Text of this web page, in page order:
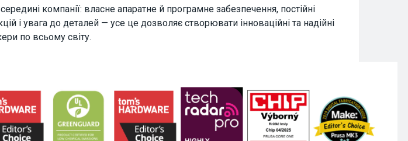
компанії: власне апаратне й програмне забезпечення, постійні
і увага до деталей — усе це дозволяє створювати інноваційні та надійні
по всьому світу.